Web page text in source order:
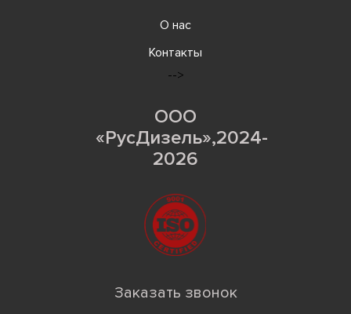
О нас
Контакты
-->
ООО
«РусДизель»,2024-
2026
Заказать звонок